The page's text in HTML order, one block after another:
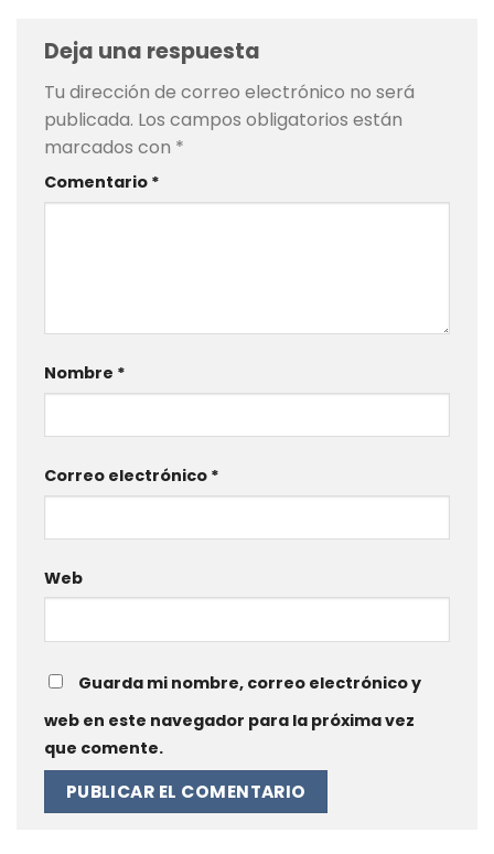
Deja una respuesta
Tu dirección de correo electrónico no será
publicada. Los campos obligatorios están
marcados con *
Comentario *
Nombre *
Correo electrónico *
Web
Guarda mi nombre, correo electrónico y
web en este navegador para la próxima vez
que comente.